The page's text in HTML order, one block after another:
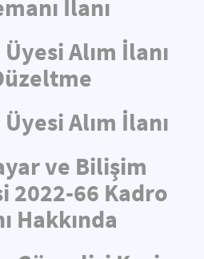
İlanı
Alım İlanı
Alım İlanı
ve Bilişim
2022-66 Kadro
Hakkında